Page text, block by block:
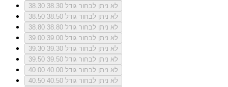
38.30
לא ניתן לבחור גודל 38.30
38.50
לא ניתן לבחור גודל 38.50
38.80
לא ניתן לבחור גודל 38.80
39.00
לא ניתן לבחור גודל 39.00
39.30
לא ניתן לבחור גודל 39.30
39.50
לא ניתן לבחור גודל 39.50
40.00
לא ניתן לבחור גודל 40.00
40.50
לא ניתן לבחור גודל 40.50